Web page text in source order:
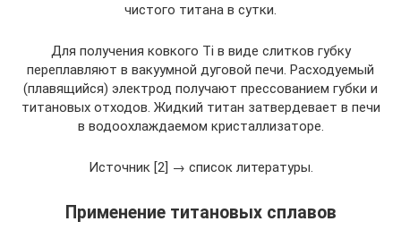
чистого титана в сутки.
Для получения ковкого Ti в виде слитков губку
переплавляют в вакуумной дуговой печи. Расходуемый
(плавящийся) электрод получают прессованием губки и
титановых отходов. Жидкий титан затвердевает в печи
в водоохлаждаемом кристаллизаторе.
Источник [2] → список литературы.
Применение титановых сплавов